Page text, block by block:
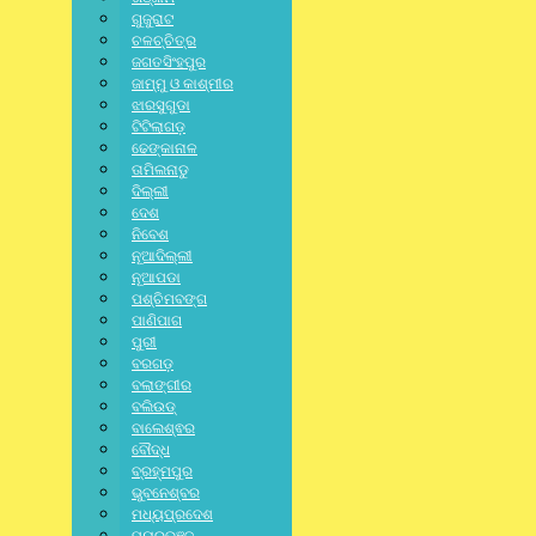
ଗୁଜୁରାଟ
ଚଳଚ୍ଚିତ୍ର
ଜଗତସିଂହପୁର
ଜାମ୍ମୁ ଓ କାଶ୍ମୀର
ଝାରସୁଗୁଡା
ଟିଟିଲାଗଡ଼
ଢେଙ୍କାନାଳ
ତାମିଲନାଡୁ
ଦିଲ୍ଲୀ
ଦେଶ
ନିବେଶ
ନୂଆଦିଲ୍ଲୀ
ନୂଆପଡା
ପଶ୍ଚିମବଙ୍ଗ
ପାଣିପାଗ
ପୁରୀ
ବରଗଡ଼
ବଲାଙ୍ଗୀର
ବଲିଉଡ୍
ବାଲେଶ୍ଵର
ବୌଦ୍ଧ
ବ୍ରହ୍ମପୁର
ଭୁବନେଶ୍ବର
ମଧ୍ୟପ୍ରଦେଶ
Leave a Reply
Your email address will not be published.
*